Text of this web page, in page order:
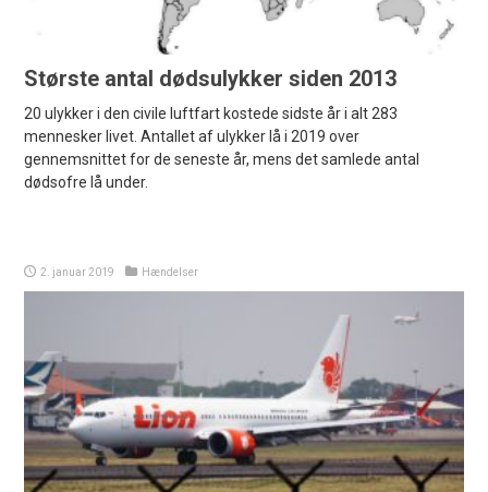
Største antal dødsulykker siden 2013
20 ulykker i den civile luftfart kostede sidste år i alt 283
mennesker livet. Antallet af ulykker lå i 2019 over
gennemsnittet for de seneste år, mens det samlede antal
dødsofre lå under.
2. januar 2019 Hændelser